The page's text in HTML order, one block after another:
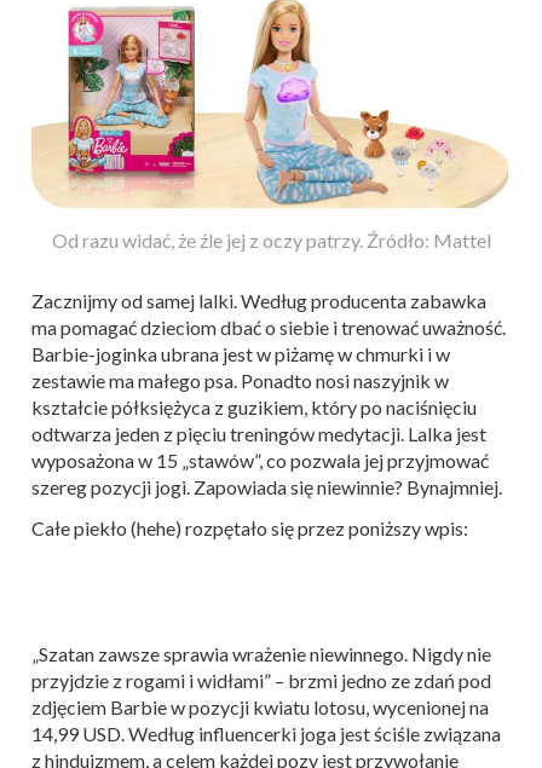
Od razu widać, że źle jej z oczy patrzy. Źródło: Mattel
Zacznijmy od samej lalki. Według producenta zabawka
ma pomagać dzieciom dbać o siebie i trenować uważność.
Barbie-joginka ubrana jest w piżamę w chmurki i w
zestawie ma małego psa. Ponadto nosi naszyjnik w
kształcie półksiężyca z guzikiem, który po naciśnięciu
odtwarza jeden z pięciu treningów medytacji. Lalka jest
wyposażona w 15 „stawów”, co pozwala jej przyjmować
szereg pozycji jogi. Zapowiada się niewinnie? Bynajmniej.
Całe piekło (hehe) rozpętało się przez poniższy wpis:
„Szatan zawsze sprawia wrażenie niewinnego. Nigdy nie
przyjdzie z rogami i widłami” – brzmi jedno ze zdań pod
zdjęciem Barbie w pozycji kwiatu lotosu, wycenionej na
14,99 USD. Według influencerki joga jest ściśle związana
z hinduizmem, a celem każdej pozy jest przywołanie